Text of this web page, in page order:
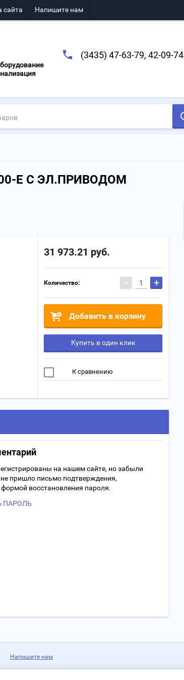
сайта Напишите нам
(3435) 47-63-79, 42-09-74
Е С ЭЛ.ПРИВОДОМ
31 973.21 руб.
Количество: − +
Добавить в корзину
Купить в один клик
К сравнению
на нашем сайте, но забыли
пришло письмо подтверждения,
формой восстановления пароля.
ПАРОЛЬ
Напишите нам